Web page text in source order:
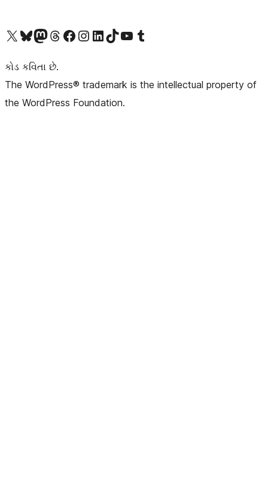
અમારા X (અગાઉ ટ્વિટર) એકાઉન્ટની મુલાકાત લોઅમારા Bluesky એકાઉન્ટની મુલાકાત લોઅમારા માસ્ટોડોન એકાઉન્ટની મુલાકાત લોઅમારા Threads એકાઉન્ટની મુલાકાત લો અમારા ફેસબુક પેજની મુલાકાત લોઅમારા ઇન્સ્ટાગ્રામ એકાઉન્ટની મુલાકાત લો અમારા LinkedIn એકાઉન્ટની મુલાકાત લોઅમારા TikTok એકાઉન્ટની મુલાકાત લોઅમારી YouTube ચેનલની મુલાકાત લો અમારા Tumblr એકાઉન્ટની મુલાકાત લો
કોડ કવિતા છે.
The WordPress® trademark is the intellectual property of
the WordPress Foundation.